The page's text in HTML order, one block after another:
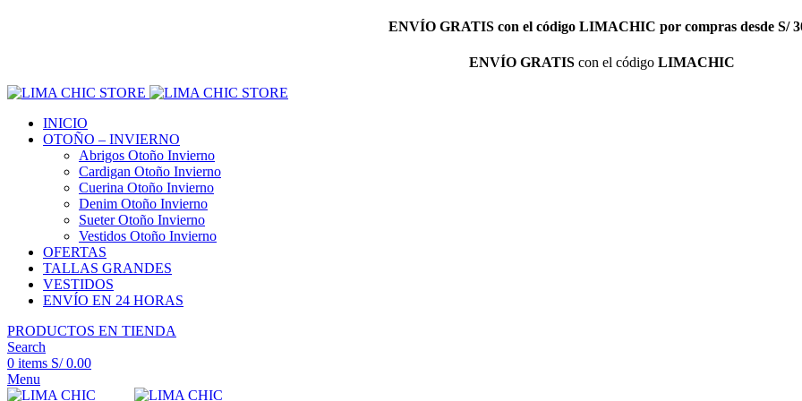
ENVÍO GRATIS con el código LIMACHIC por compras desde S/
ENVÍO GRATIScon el código LIMACHIC
INICIO
OTOÑO – INVIERNO
Abrigos Otoño Invierno
Cardigan Otoño Invierno
Cuerina Otoño Invierno
Denim Otoño Invierno
Sueter Otoño Invierno
Vestidos Otoño Invierno
OFERTAS
TALLAS GRANDES
VESTIDOS
ENVÍO EN 24 HORAS
PRODUCTOS EN TIENDA
Search
0 items S/0.00
Menu